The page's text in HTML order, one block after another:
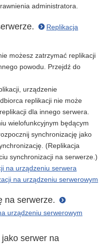
administratora.
Replikacja
możesz zatrzymać replikacji
powodu. Przejdź do
urządzenie
replikacji nie może
dla innego serwera.
wielofunkcyjnym będącym
synchronizację jako
(Replikacja
synchronizacji na serwerze.)
na urządzeniu serwera
na urządzeniu serwerowym
na serwerze.
urządzeniu serwerowym
serwer na